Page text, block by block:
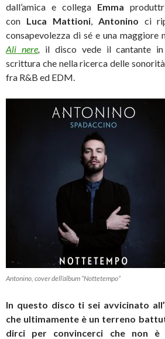
dall’amica e collega Emma
con Luca Mattioni, Antonino ci
consapevolezza di sé e una
Ali nere, il disco vede il cantante
scrittura che nella ricerca delle
fra R&B ed EDM.
Antonino, cover dell’album “Nottetempo”
In questo disco ti sei avvicinato
che ultimamente è un terreno
dirci per convincerci che non